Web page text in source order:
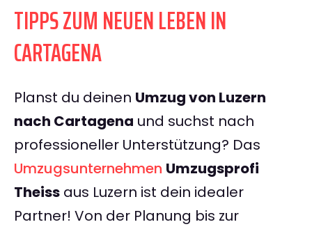
TIPPS ZUM NEUEN LEBEN IN
CARTAGENA
Planst du deinen Umzug von Luzern
nach Cartagena und suchst nach
professioneller Unterstützung? Das
Umzugsunternehmen Umzugsprofi
Theiss aus Luzern ist dein idealer
Partner! Von der Planung bis zur